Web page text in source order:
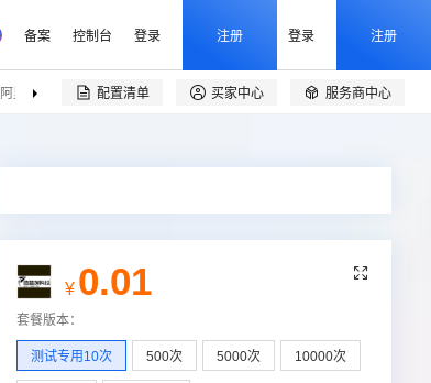
备案 控制台 登录 注册 登录 注册
阿里云精选 伙伴招募
配置清单  买家中心  服务商中心

¥ 0.01
套餐版本：
测试专用10次 500次 5000次 10000次